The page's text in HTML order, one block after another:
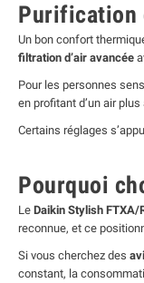
Purification
Un bon confort
filtration d’air avancée
Pour les personnes
en profitant d’un air
Certains réglages
Pourquoi
Le Daikin Stylish FTXA/
reconnue, et ce
Si vous cherchez des
constant, la